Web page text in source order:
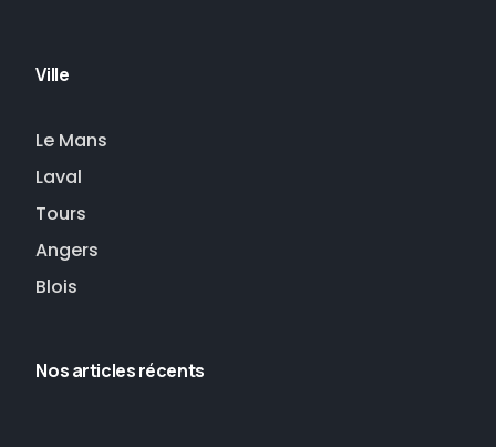
Ville
Le Mans
Laval
Tours
Angers
Blois
Nos articles récents